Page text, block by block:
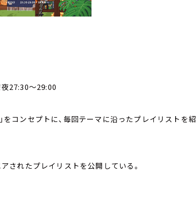
27:30～29:00
をコンセプトに、毎回テーマに沿ったプレイリストを紹
れたプレイリストを公開している。